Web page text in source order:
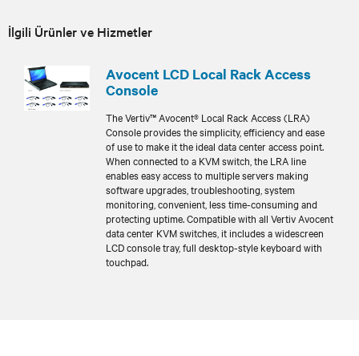
İlgili Ürünler ve Hizmetler
Avocent LCD Local Rack Access
Console
The Vertiv™ Avocent® Local Rack Access (LRA)
Console provides the simplicity, efficiency and ease
of use to make it the ideal data center access point.
When connected to a KVM switch, the LRA line
enables easy access to multiple servers making
software upgrades, troubleshooting, system
monitoring, convenient, less time-consuming and
protecting uptime. Compatible with all Vertiv Avocent
data center KVM switches, it includes a widescreen
LCD console tray, full desktop-style keyboard with
touchpad.